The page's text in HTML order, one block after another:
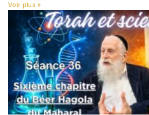
Voir plus »